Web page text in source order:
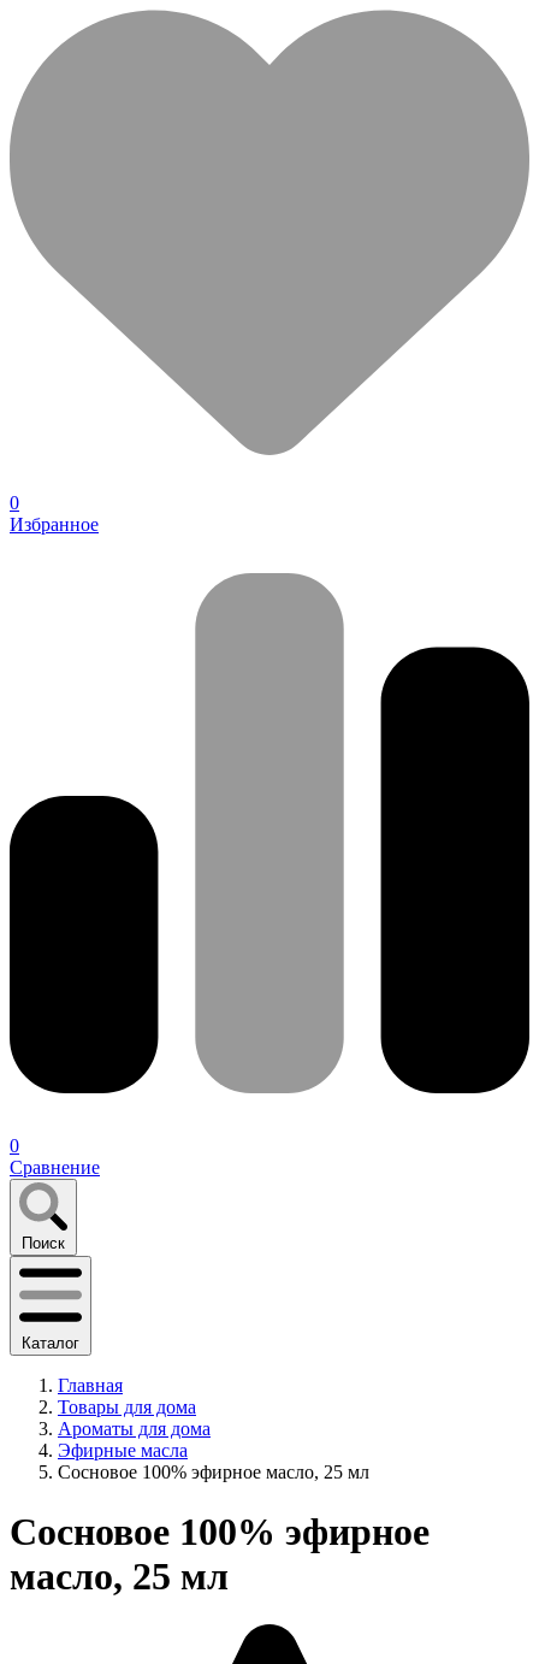
0
Избранное
0
Сравнение
Поиск
Каталог
Главная
Товары для дома
Ароматы для дома
Эфирные масла
Сосновое 100% эфирное масло, 25 мл
Сосновое 100% эфирное
масло, 25 мл